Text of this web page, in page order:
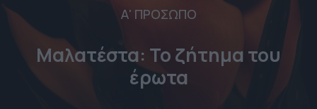
Α' ΠΡΟΣΩΠΟ
Μαλατέστα: Το ζήτημα του
έρωτα